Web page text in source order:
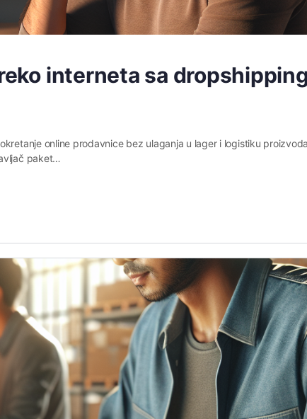
interneta sa
online prodavnice bez ulaganja u lager i logistiku
paket…